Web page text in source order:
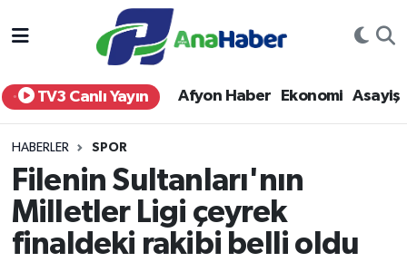
TV3 Canlı Yayın Afyon Haber Ekonomi Asayiş
HABERLER SPOR
Filenin Sultanları'nın
Milletler Ligi çeyrek
finaldeki rakibi belli oldu
Yurt Haber
Afyon Haber
Siyaset
Spor
Afyonkarahisar Nöbetçi Eczaneler
Afyonkarahisar Hava Durumu
Afyonkarahisar Trafik Yoğunluk Haritası
Süper Lig Puan Durumu ve Fikstür